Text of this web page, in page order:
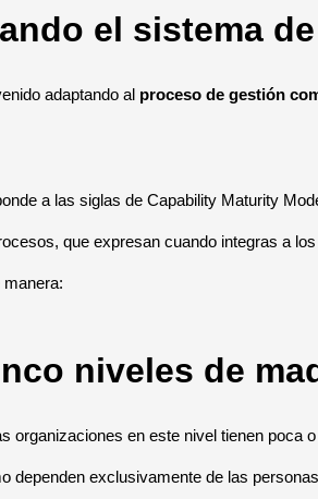
el sistema de
adaptando al proceso de gestión
a las siglas de Capability Maturity
que expresan cuando integras a
manera:
niveles de
organizaciones en este nivel tienen poca
dependen exclusivamente de las